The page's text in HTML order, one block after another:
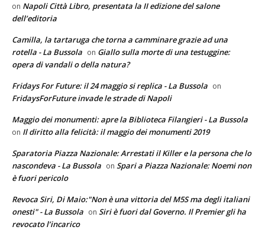
on Napoli Città Libro, presentata la II edizione del salone
dell’editoria
Camilla, la tartaruga che torna a camminare grazie ad una
rotella - La Bussola on Giallo sulla morte di una testuggine:
opera di vandali o della natura?
Fridays For Future: il 24 maggio si replica - La Bussola on
FridaysForFuture invade le strade di Napoli
Maggio dei monumenti: apre la Biblioteca Filangieri - La Bussola
on Il diritto alla felicità: il maggio dei monumenti 2019
Sparatoria Piazza Nazionale: Arrestati il Killer e la persona che lo
nascondeva - La Bussola on Spari a Piazza Nazionale: Noemi non
è fuori pericolo
Revoca Siri, Di Maio:"Non è una vittoria del M5S ma degli italiani
onesti" - La Bussola on Siri è fuori dal Governo. Il Premier gli ha
revocato l’incarico